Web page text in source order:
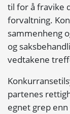
til for å fravike
forvaltning.
sammenheng
og
vedtakene
partenes
egnet grep